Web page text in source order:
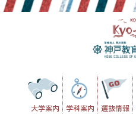
Skip
to
大学案内 学科案内 選抜情報